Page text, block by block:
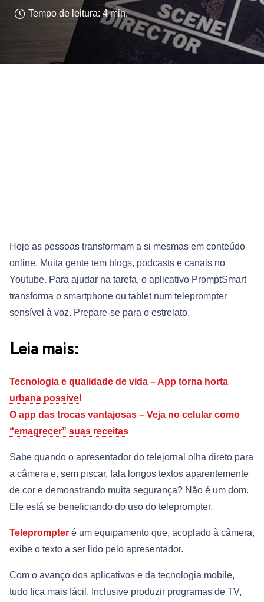
Tempo de leitura: 4 min.
Hoje as pessoas transformam a si mesmas em conteúdo
online. Muita gente tem blogs, podcasts e canais no
Youtube. Para ajudar na tarefa, o aplicativo PromptSmart
transforma o smartphone ou tablet num teleprompter
sensível à voz. Prepare-se para o estrelato.
Leia mais:
Tecnologia e qualidade de vida – App torna horta
urbana possível
O app das trocas vantajosas – Veja no celular como
“emagrecer” suas receitas
Sabe quando o apresentador do telejornal olha direto para
a câmera e, sem piscar, fala longos textos aparentemente
de cor e demonstrando muita segurança? Não é um dom.
Ele está se beneficiando do uso do teleprompter.
Teleprompter é um equipamento que, acoplado à câmera,
exibe o texto a ser lido pelo apresentador.
Com o avanço dos aplicativos e da tecnologia mobile,
tudo fica mais fácil. Inclusive produzir programas de TV,